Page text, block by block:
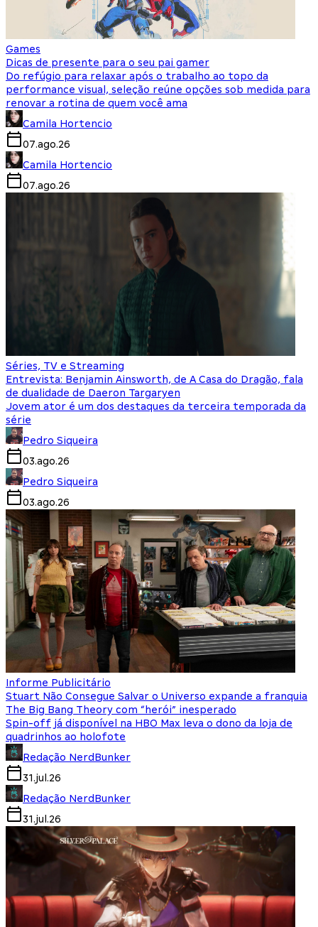
Games
Dicas de presente para o seu pai gamer
Do refúgio para relaxar após o trabalho ao topo da
performance visual, seleção reúne opções sob medida para
renovar a rotina de quem você ama
Camila Hortencio
07.ago.26
Camila Hortencio
07.ago.26
Séries, TV e Streaming
Entrevista: Benjamin Ainsworth, de A Casa do Dragão, fala
de dualidade de Daeron Targaryen
Jovem ator é um dos destaques da terceira temporada da
série
Pedro Siqueira
03.ago.26
Pedro Siqueira
03.ago.26
Informe Publicitário
Stuart Não Consegue Salvar o Universo expande a franquia
The Big Bang Theory com “herói” inesperado
Spin-off já disponível na HBO Max leva o dono da loja de
quadrinhos ao holofote
Redação NerdBunker
31.jul.26
Redação NerdBunker
31.jul.26